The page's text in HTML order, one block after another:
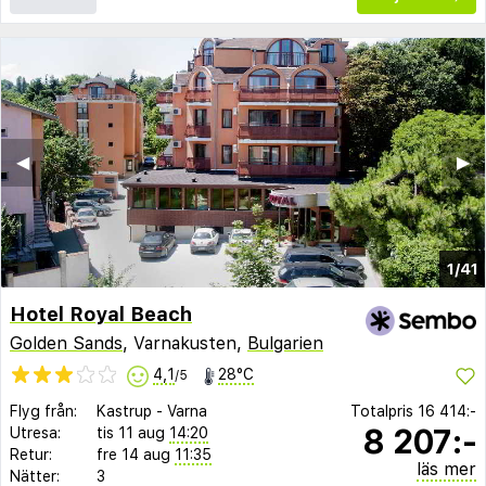
1/41
▶︎
◀︎
Hotel Royal Beach
Golden Sands, Varnakusten, Bulgarien
4,1 /5 28°C
Flyg från: Kastrup - Varna
Utresa:
tis 11 aug 14:20
Retur:
fre 14 aug 11:35
Nätter:
3
Totalpris 16 414:-
8 207:-
läs mer